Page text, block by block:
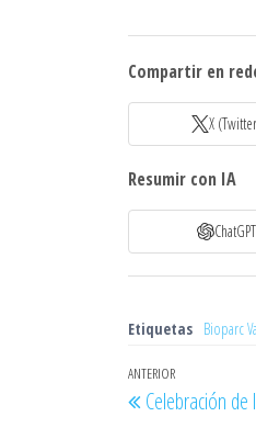
Compartir en
X
Resumir con IA
ChatGPT
Etiquetas Bioparc
Navegación
de
Entrada
anterior
ANTERIOR
Celebración